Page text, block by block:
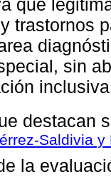
que
trastornos
sin
destacan
Saldivia
la